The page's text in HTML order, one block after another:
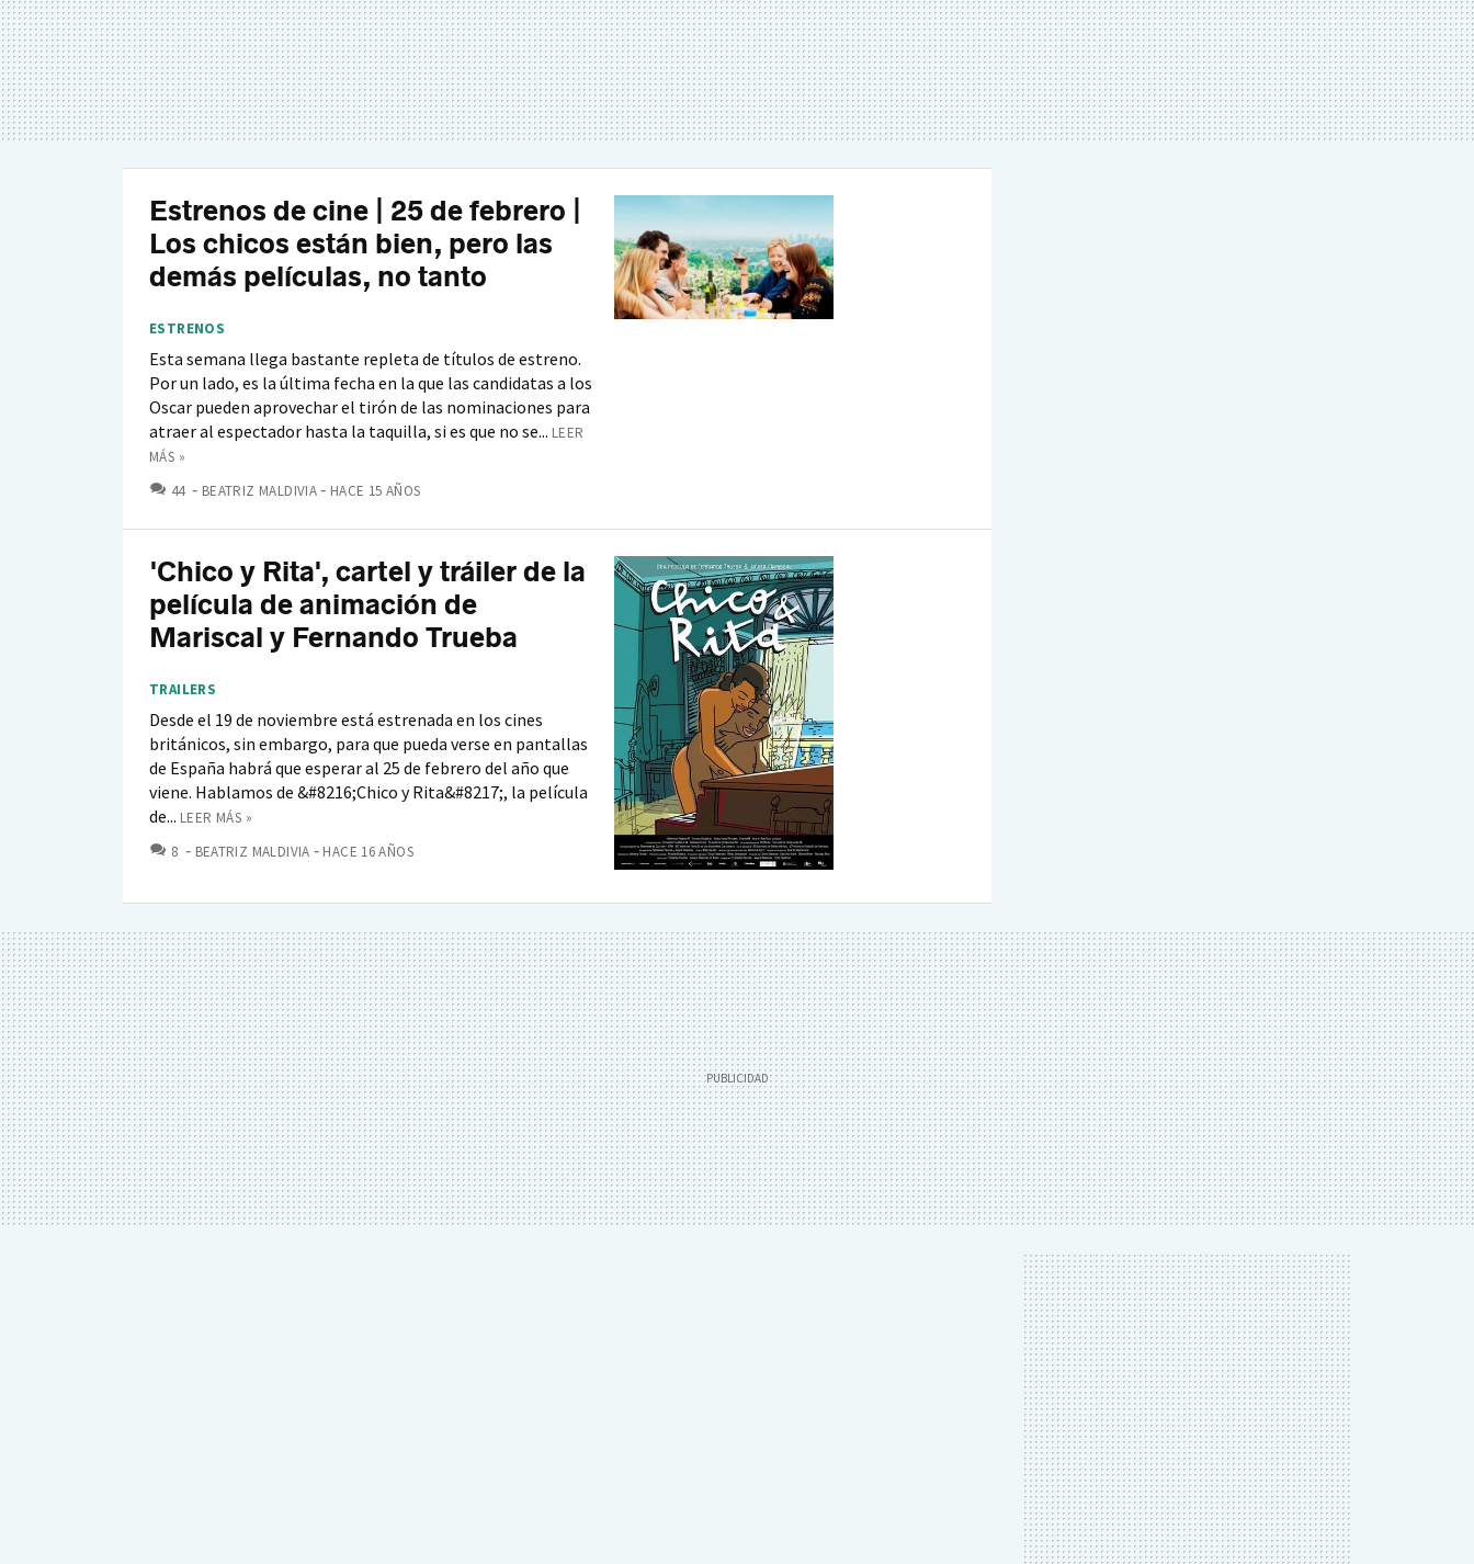
Estrenos de cine | 25 de febrero |
Los chicos están bien, pero las
demás películas, no tanto
ESTRENOS
Esta semana llega bastante repleta de títulos de estreno.
Por un lado, es la última fecha en la que las candidatas a los
Oscar pueden aprovechar el tirón de las nominaciones para
atraer al espectador hasta la taquilla, si es que no se... LEER
MÁS »
44 COMENTARIOS
BEATRIZ MALDIVIA HACE 15 AÑOS
'Chico y Rita', cartel y tráiler de la
película de animación de
Mariscal y Fernando Trueba
TRAILERS
Desde el 19 de noviembre está estrenada en los cines
británicos, sin embargo, para que pueda verse en pantallas
de España habrá que esperar al 25 de febrero del año que
viene. Hablamos de &#8216;Chico y Rita&#8217;, la película
de... LEER MÁS »
8 COMENTARIOS
BEATRIZ MALDIVIA HACE 16 AÑOS